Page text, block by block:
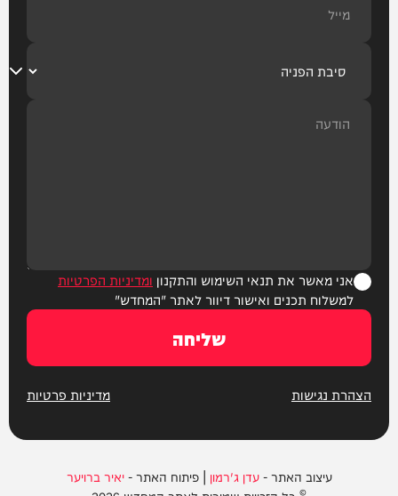
אני מאשר את תנאי השימוש והתקנון ומדיניות הפרטיות
למשלוח תכנים ואישור דיוור לאתר "המחדש"
שליחה
הצהרת נגישות מדיניות פרטיות
עיצוב האתר -עדן ג'רמון | פיתוח האתר -יאיר ברויער